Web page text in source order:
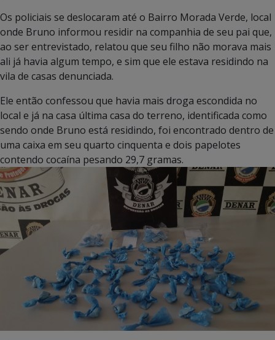
Os policiais se deslocaram até o Bairro Morada Verde, local
onde Bruno informou residir na companhia de seu pai que,
ao ser entrevistado, relatou que seu filho não morava mais
ali já havia algum tempo, e sim que ele estava residindo na
vila de casas denunciada.
Ele então confessou que havia mais droga escondida no
local e já na casa última casa do terreno, identificada como
sendo onde Bruno está residindo, foi encontrado dentro de
uma caixa em seu quarto cinquenta e dois papelotes
contendo cocaína pesando 29,7 gramas.